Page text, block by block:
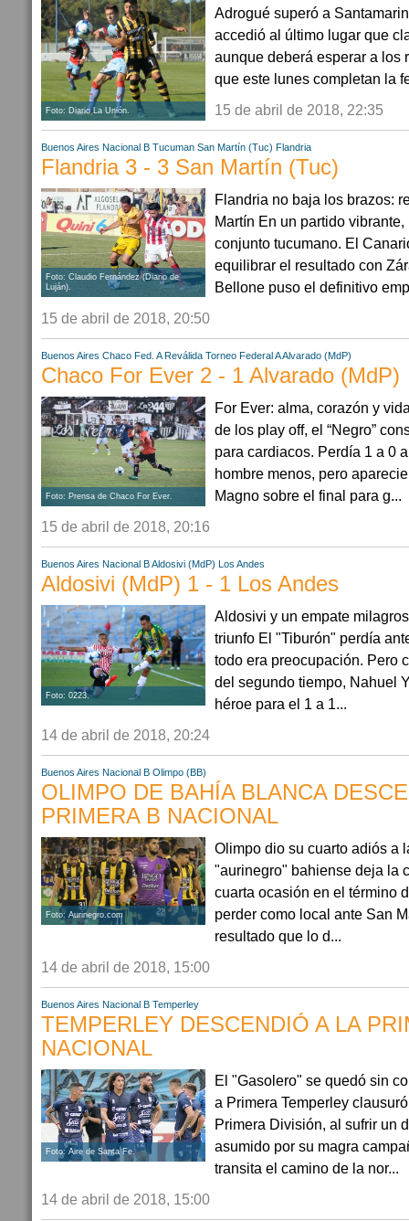
Foto: Diario La Unión.
Adrogué superó a
accedió al último lugar que
aunque deberá esperar a los
que este lunes completan la
15 de abril de 2018, 22:35
Buenos Aires Nacional B Tucuman San Martín (Tuc) Flandria
Flandria 3 - 3 San Martín (Tuc)
Foto: Claudio Fernández (Diario de
Luján).
Flandria no baja los brazos:
Martín En un partido
conjunto tucumano. El
equilibrar el resultado con
Bellone puso el definitivo
15 de abril de 2018, 20:50
Buenos Aires Chaco Fed. A Reválida Torneo Federal AAlvarado (MdP)
Chaco For Ever 2 - 1 Alvarado (MdP)
Foto: Prensa de Chaco For Ever.
For Ever: alma, corazón y
de los play off, el “Negro”
para cardiacos. Perdía 1 a 0
hombre menos, pero
Magno sobre el final para g...
15 de abril de 2018, 20:16
Buenos Aires Nacional BAldosivi (MdP) Los Andes
Aldosivi (MdP) 1 - 1 Los Andes
Foto: 0223.
Aldosivi y un empate
triunfo El "Tiburón" perdía
todo era preocupación. Pero
del segundo tiempo, Nahuel
héroe para el 1 a 1...
14 de abril de 2018, 20:24
Buenos Aires Nacional B Olimpo (BB)
OLIMPO DE BAHÍA BLANCA
PRIMERA B NACIONAL
Foto: Aurinegro.com
Olimpo dio su cuarto adiós a
"aurinegro" bahiense deja la
cuarta ocasión en el término
perder como local ante San
resultado que lo d...
14 de abril de 2018, 15:00
Buenos Aires Nacional B Temperley
TEMPERLEY DESCENDIÓ A LA
NACIONAL
Foto: Aire de Santa Fe.
El "Gasolero" se quedó sin
a Primera Temperley
Primera División, al sufrir un
asumido por su magra
transita el camino de la nor...
14 de abril de 2018, 15:00